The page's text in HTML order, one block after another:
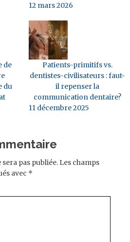
12 mars 2026
de
du
Patients-primitifs vs.
dentistes-civilisateurs : faut-
il repenser la
communication dentaire?
11 décembre 2025
pas publiée. Les champs
avec *